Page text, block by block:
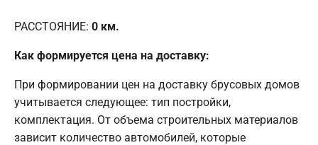
РАССТОЯНИЕ: 0 км.
Как формируется цена на доставку:
При формировании цен на доставку брусовых домов
учитывается следующее: тип постройки,
комплектация. От объема строительных материалов
зависит количество автомобилей, которые